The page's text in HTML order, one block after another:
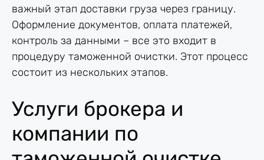
важный этап доставки груза через границу.
Оформление документов, оплата платежей,
контроль за данными – все это входит в
процедуру таможенной очистки. Этот процесс
состоит из нескольких этапов.
Услуги брокера и
компании по